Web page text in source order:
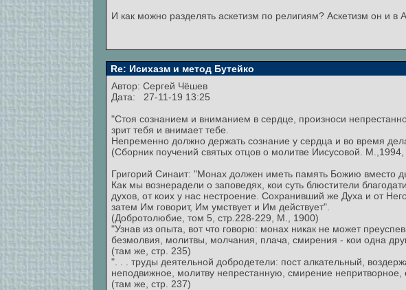
И как можно разделять аскетизм по религиям? Аскетизм он и
Re: Исихазм и метод Бутейко
Автор: Сергей Чёшев
Дата: 27-11-19 13:25
"Стоя сознанием и вниманием в сердце, произноси
зрит тебя и внимает тебе.
Непременно должно держать сознание у сердца и во время
(Сборник поучений святых отцов о молитве Иисусовой. М.,1994,
Григорий Синаит: "Монах должен иметь память Божию
Как мы вознерадели о заповедях, кои суть блюстители
духов, от коих у нас нестроение. Сохранивший же Духа и от
затем Им говорит, Им умствует и Им действует".
(Добротолюбие, том 5, стр.228-229, М., 1900)
"Узнав из опыта, вот что говорю: монах никак не может
безмолвия, молитвы, молчания, плача, смирения - кои одна
(там же, стр. 235)
". . . труды деятельной добродетели: пост алкательный,
неподвижное, молитву непрестанную, смирение
(там же, стр. 237)